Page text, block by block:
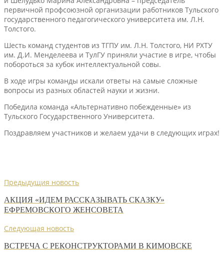
первичной профсоюзной организации работников Тульского
государственного педагогического университета им. Л.Н.
Толстого.
Шесть команд студентов из ТГПУ им. Л.Н. Толстого, НИ РХТУ
им. Д.И. Менделеева и ТулГУ приняли участие в игре, чтобы
побороться за кубок интеллектуальной совы.
В ходе игры команды искали ответы на самые сложные
вопросы из разных областей науки и жизни.
Победила команда «Альтернативно побежденные» из
Тульского Государственного Университета.
Поздравляем участников и желаем удачи в следующих играх!
Предыдущия новость
АКЦИЯ «ИДЕМ РАССКАЗЫВАТЬ СКАЗКУ»
ЕФРЕМОВСКОГО ЖЕНСОВЕТА
Следующая новость
ВСТРЕЧА С РЕКОНСТРУКТОРАМИ В КИМОВСКЕ